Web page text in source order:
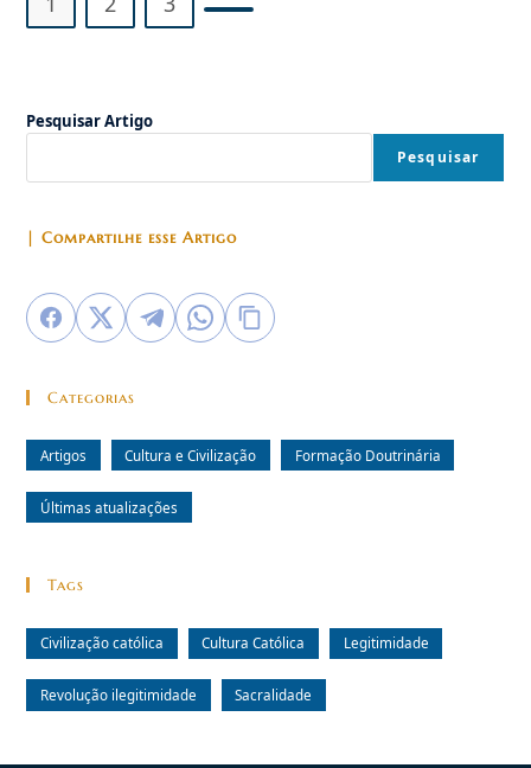
Pesquisar Artigo
Pesquisar
| Compartilhe esse Artigo
Categorias
Artigos Cultura e Civilização Formação Doutrinária
Últimas atualizações
Tags
Civilização católica Cultura Católica Legitimidade
Revolução ilegitimidade Sacralidade